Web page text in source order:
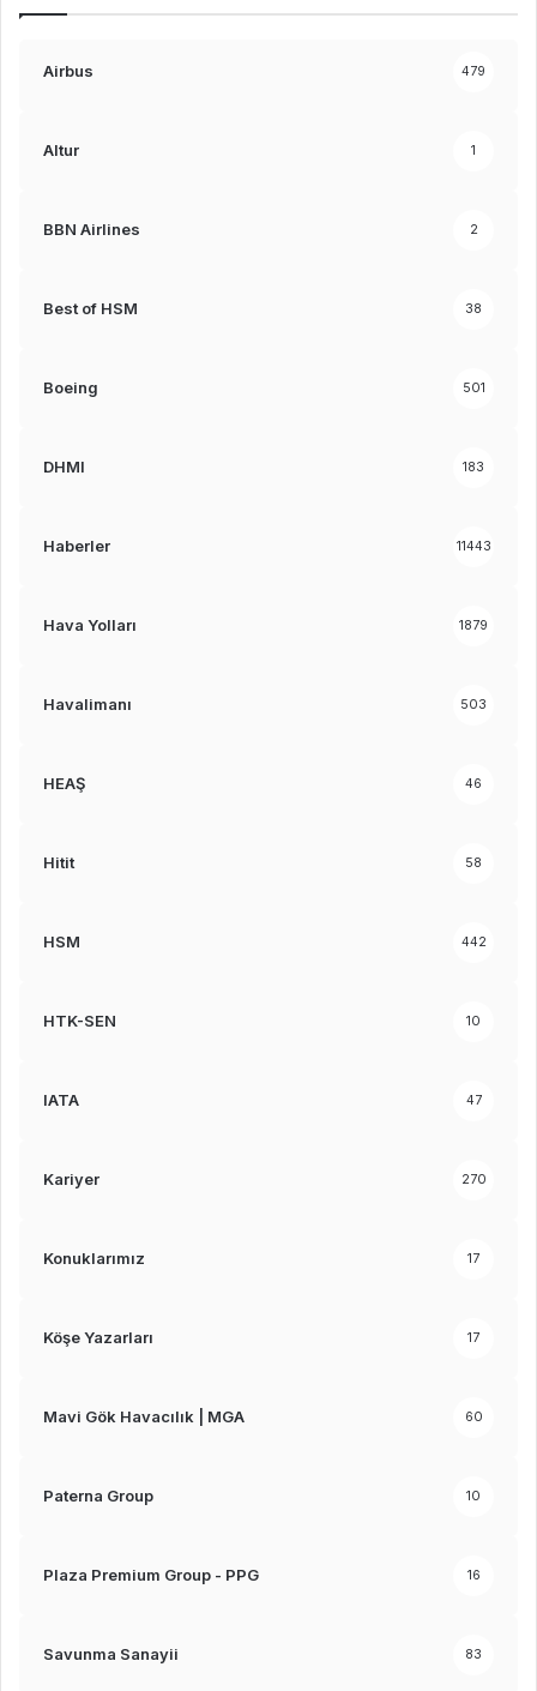
Airbus 479
Altur 1
BBN Airlines 2
Best of HSM 38
Boeing 501
DHMI 183
Haberler 11443
Hava Yolları 1879
Havalimanı 503
HEAŞ 46
Hitit 58
HSM 442
HTK-SEN 10
IATA 47
Kariyer 270
Konuklarımız 17
Köşe Yazarları 17
Mavi Gök Havacılık | MGA 60
Paterna Group 10
Plaza Premium Group - PPG 16
Savunma Sanayii 83